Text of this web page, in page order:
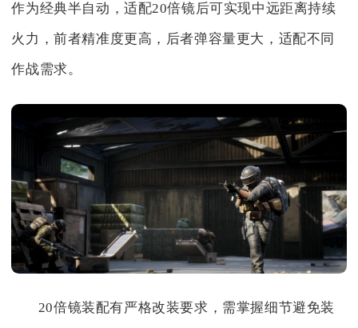
作为经典半自动，适配20倍镜后可实现中远距离持续
火力，前者精准度更高，后者弹容量更大，适配不同
作战需求。
20倍镜装配有严格改装要求，需掌握细节避免装